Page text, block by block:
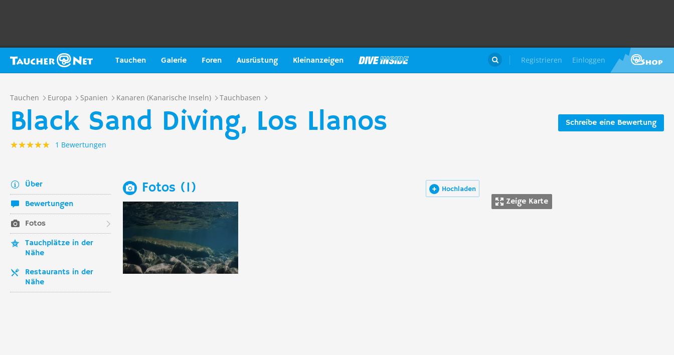
Tauchen Galerie Foren Ausrüstung Kleinanzeigen Registrieren Einloggen

Tauchen Europa Spanien Kanaren (Kanarische Inseln) Tauchbasen
Schreibe eine Bewertung
Black Sand Diving, Los Llanos
1 Bewertungen
Über
Bewertungen
Fotos
Tauchplätze in der
Nähe
Restaurants in der
Nähe
Zeige Karte
Hochladen
Fotos (1)